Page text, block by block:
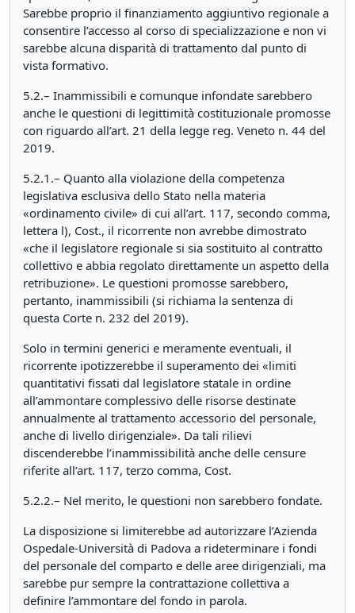
Sarebbe proprio il finanziamento aggiuntivo regionale a
consentire l’accesso al corso di specializzazione e non vi
sarebbe alcuna disparità di trattamento dal punto di
vista formativo.
5.2.– Inammissibili e comunque infondate sarebbero
anche le questioni di legittimità costituzionale promosse
con riguardo all’art. 21 della legge reg. Veneto n. 44 del
2019.
5.2.1.– Quanto alla violazione della competenza
legislativa esclusiva dello Stato nella materia
«ordinamento civile» di cui all’art. 117, secondo comma,
lettera l), Cost., il ricorrente non avrebbe dimostrato
«che il legislatore regionale si sia sostituito al contratto
collettivo e abbia regolato direttamente un aspetto della
retribuzione». Le questioni promosse sarebbero,
pertanto, inammissibili (si richiama la sentenza di
questa Corte n. 232 del 2019).
Solo in termini generici e meramente eventuali, il
ricorrente ipotizzerebbe il superamento dei «limiti
quantitativi fissati dal legislatore statale in ordine
all’ammontare complessivo delle risorse destinate
annualmente al trattamento accessorio del personale,
anche di livello dirigenziale». Da tali rilievi
discenderebbe l’inammissibilità anche delle censure
riferite all’art. 117, terzo comma, Cost.
5.2.2.– Nel merito, le questioni non sarebbero fondate.
La disposizione si limiterebbe ad autorizzare l’Azienda
Ospedale-Università di Padova a rideterminare i fondi
del personale del comparto e delle aree dirigenziali, ma
sarebbe pur sempre la contrattazione collettiva a
definire l’ammontare del fondo in parola.